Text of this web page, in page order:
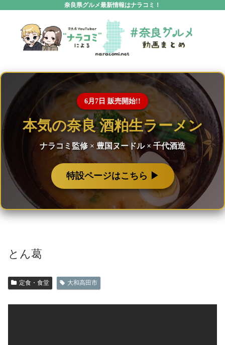
奈良県グルメ最新情報はナラコミ！
6月7日 販売開始!!
本気の奈良 酒粕生ラーメン
ナラコミ監修 × 豊国ヌードル × 千代酒造
特設ページはこちら ▶︎
とん葛
定食・食堂 大和高田市